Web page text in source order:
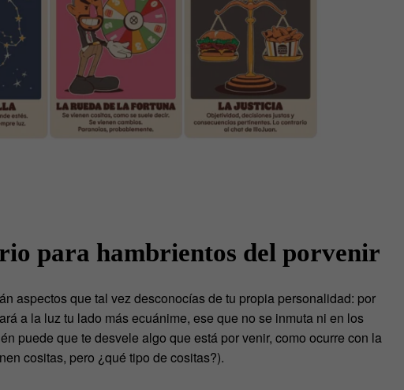
para hambrientos del porvenir
aspectos que tal vez desconocías de tu propia personalidad: por
a la luz tu lado más ecuánime, ese que no se inmuta ni en los
puede que te desvele algo que está por venir, como ocurre con la
cositas, pero ¿qué tipo de cositas?).